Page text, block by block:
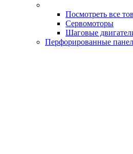
Посмотреть все
Сервомоторы
Шаговые
Перфорированные